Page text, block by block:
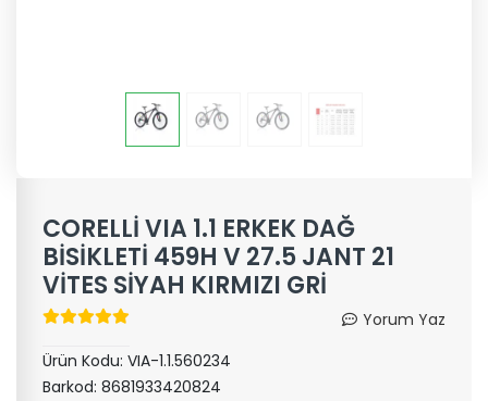
CORELLİ VIA 1.1 ERKEK DAĞ
BİSİKLETİ 459H V 27.5 JANT 21
VİTES SİYAH KIRMIZI GRİ
Yorum Yaz
Ürün Kodu: VIA-1.1.560234
Barkod: 8681933420824